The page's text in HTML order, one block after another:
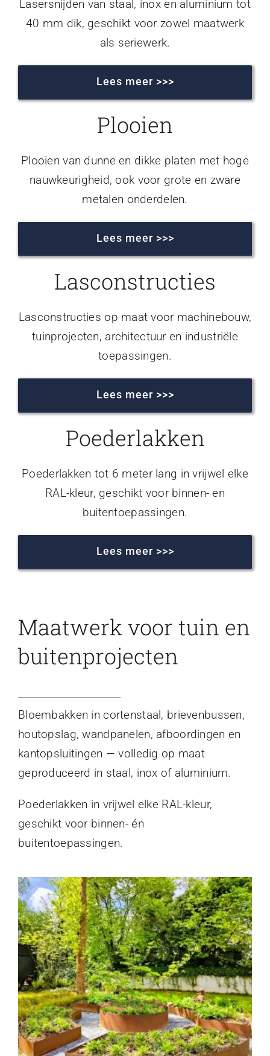
Lasersnijden van staal, inox en aluminium tot
40 mm dik, geschikt voor zowel maatwerk
als seriewerk.
Lees meer >>>
Plooien
Plooien van dunne en dikke platen met hoge
nauwkeurigheid, ook voor grote en zware
metalen onderdelen.
Lees meer >>>
Lasconstructies
Lasconstructies op maat voor machinebouw,
tuinprojecten, architectuur en industriële
toepassingen.
Lees meer >>>
Poederlakken
Poederlakken tot 6 meter lang in vrijwel elke
RAL-kleur, geschikt voor binnen- en
buitentoepassingen.
Lees meer >>>
Maatwerk voor tuin en
buitenprojecten
Bloembakken in cortenstaal, brievenbussen,
houtopslag, wandpanelen, afboordingen en
kantopsluitingen — volledig op maat
geproduceerd in staal, inox of aluminium.
Poederlakken in vrijwel elke RAL-kleur,
geschikt voor binnen- én
buitentoepassingen.